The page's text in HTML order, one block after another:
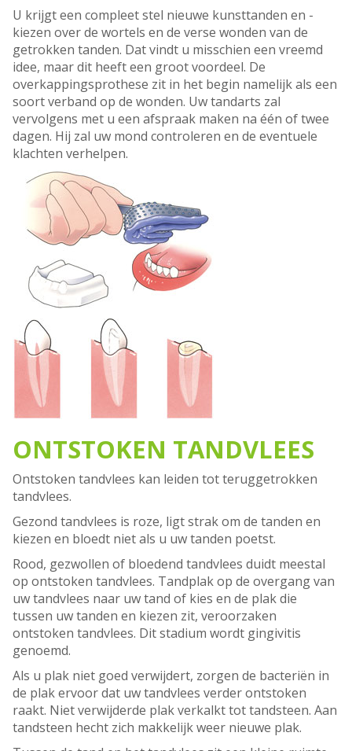
U krijgt een compleet stel nieuwe kunsttanden en -
kiezen over de wortels en de verse wonden van de
getrokken tanden. Dat vindt u misschien een vreemd
idee, maar dit heeft een groot voordeel. De
overkappingsprothese zit in het begin namelijk als een
soort verband op de wonden. Uw tandarts zal
vervolgens met u een afspraak maken na één of twee
dagen. Hij zal uw mond controleren en de eventuele
klachten verhelpen.
ONTSTOKEN TANDVLEES
Ontstoken tandvlees kan leiden tot teruggetrokken
tandvlees.
Gezond tandvlees is roze, ligt strak om de tanden en
kiezen en bloedt niet als u uw tanden poetst.
Rood, gezwollen of bloedend tandvlees duidt meestal
op ontstoken tandvlees. Tandplak op de overgang van
uw tandvlees naar uw tand of kies en de plak die
tussen uw tanden en kiezen zit, veroorzaken
ontstoken tandvlees. Dit stadium wordt gingivitis
genoemd.
Als u plak niet goed verwijdert, zorgen de bacteriën in
de plak ervoor dat uw tandvlees verder ontstoken
raakt. Niet verwijderde plak verkalkt tot tandsteen. Aan
tandsteen hecht zich makkelijk weer nieuwe plak.